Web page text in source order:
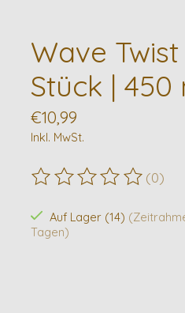
Wave
Stück | 450
€10,99
Inkl. MwSt.
Die Bewertung dieses
(0)
Auf Lager (14)
Tagen)